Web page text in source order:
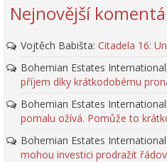
Nejnovější
Vojtěch Babišta: Citadela 16:
Bohemian Estates
příjem díky krátkodobému
Bohemian Estates
pomalu ožívá. Pomůže to
Bohemian Estates
mohou investici prodražit